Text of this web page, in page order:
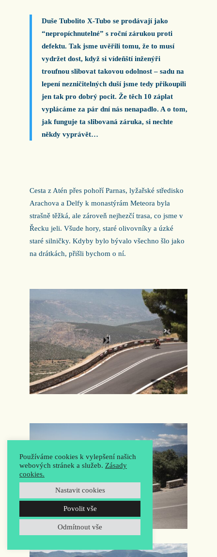
Duše Tubolito X-Tubo se prodávají jako
“nepropíchnutelné” s roční zárukou proti
defektu. Tak jsme uvěřili tomu, že to musí
vydržet dost, když si vídeňští inženýři
troufnou slibovat takovou odolnost – sadu na
lepení nezničitelných duší jsme tedy přikoupili
jen tak pro dobrý pocit. Že těch 10 záplat
vyplácáme za pár dní nás nenapadlo. A o tom,
jak funguje ta slibovaná záruka, si nechte
někdy vyprávět…
Cesta z Atén přes pohoří Parnas, lyžařské středisko
Arachova a Delfy k monastýrám Meteora byla
strašně těžká, ale zároveň nejhezčí trasa, co jsme v
Řecku jeli. Všude hory, staré olivovníky a úzké
staré silničky. Kdyby bylo bývalo všechno šlo jako
na drátkách, přišli bychom o ní.
Používáme cookies k vylepšení našich
webových stránek a služeb. Zásady
cookies.
Nastavit cookies
Povolit vše
Odmítnout vše